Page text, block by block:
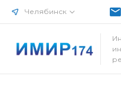
Челябинск